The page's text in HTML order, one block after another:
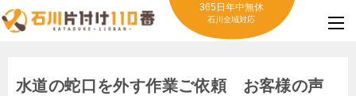
365日年中無休
石川全域対応
水道の蛇口を外す作業ご依頼 お客様の声